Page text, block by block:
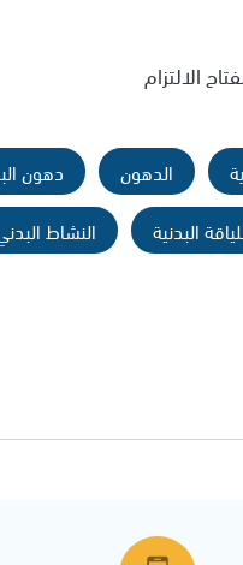
الالتزام
الدهون دهون
البدنية النشاط